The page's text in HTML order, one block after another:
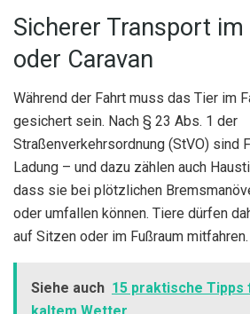
Sicherer Transport im
oder Caravan
Während der Fahrt muss das Tier im
gesichert sein. Nach § 23 Abs. 1 der
Straßenverkehrsordnung (StVO) sind
Ladung – und dazu zählen auch
dass sie bei plötzlichen
oder umfallen können. Tiere dürfen
auf Sitzen oder im Fußraum mitfahren.
Siehe auch 15 praktische Tipps